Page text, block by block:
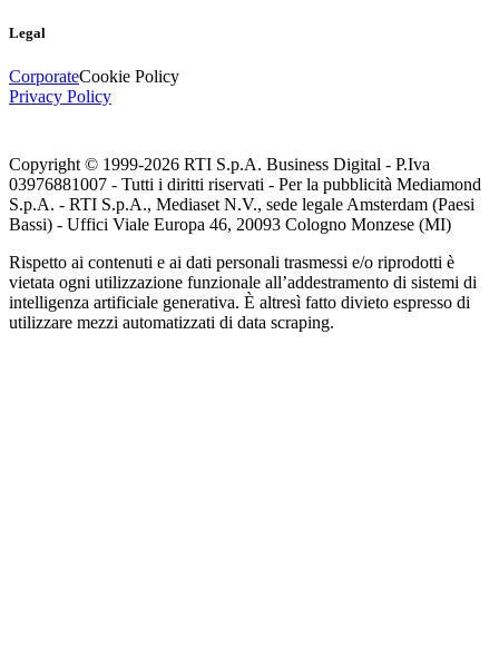
Legal
CorporateCookie Policy
Privacy Policy
Copyright © 1999-2026 RTI S.p.A. Business Digital - P.Iva
03976881007 - Tutti i diritti riservati - Per la pubblicità Mediamond
S.p.A. - RTI S.p.A., Mediaset N.V., sede legale Amsterdam (Paesi
Bassi) - Uffici Viale Europa 46, 20093 Cologno Monzese (MI)
Rispetto ai contenuti e ai dati personali trasmessi e/o riprodotti è
vietata ogni utilizzazione funzionale all’addestramento di sistemi di
intelligenza artificiale generativa. È altresì fatto divieto espresso di
utilizzare mezzi automatizzati di data scraping.